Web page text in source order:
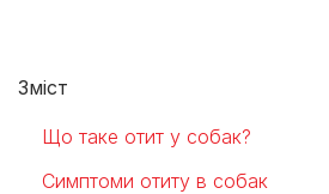
Зміст
Що таке отит у собак?
Симптоми отиту в собак